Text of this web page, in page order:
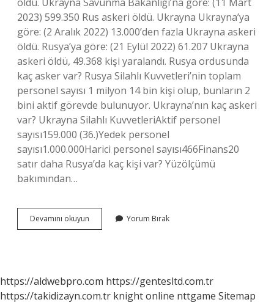
2023) 599.350 Rus askeri öldü. Ukrayna Ukrayna’ya
göre: (2 Aralık 2022) 13.000’den fazla Ukrayna askeri
öldü. Rusya’ya göre: (21 Eylül 2022) 61.207 Ukrayna
askeri öldü, 49.368 kişi yaralandı. Rusya ordusunda
kaç asker var? Rusya Silahlı Kuvvetleri’nin toplam
personel sayısı 1 milyon 14 bin kişi olup, bunların 2
bini aktif görevde bulunuyor. Ukrayna’nın kaç askeri
var? Ukrayna Silahlı KuvvetleriAktif personel
sayısı159.000 (36.)Yedek personel
sayısı1.000.000Harici personel sayısı466Finans20
satır daha Rusya’da kaç kişi var? Yüzölçümü
bakımından…
Devamını okuyun
Ukrayna
Yorum Bırak
https://aldwebpro.com https://gentesltd.com.tr
https://takidizayn.com.tr knight online nttgame Sitemap